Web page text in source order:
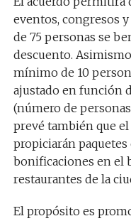
eventos, congresos
de 75 personas se
descuento.
mínimo de 10
ajustado en función
(número de
prevé también que
propiciarán
bonificaciones en el
restaurantes de la
El propósito es